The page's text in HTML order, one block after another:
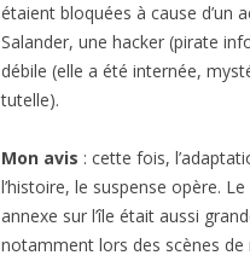
étaient bloquées à cause d’un
Salander, une hacker (pirate
débile (elle a été internée,
tutelle).
Mon avis : cette fois,
l’histoire, le suspense opère.
annexe sur l’île était aussi
notamment lors des scènes